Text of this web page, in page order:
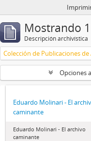
Mostrando
Descripción archivística
Opciones
Eduardo Molinari - El
caminante
Eduardo Molinari - El archivo
caminante